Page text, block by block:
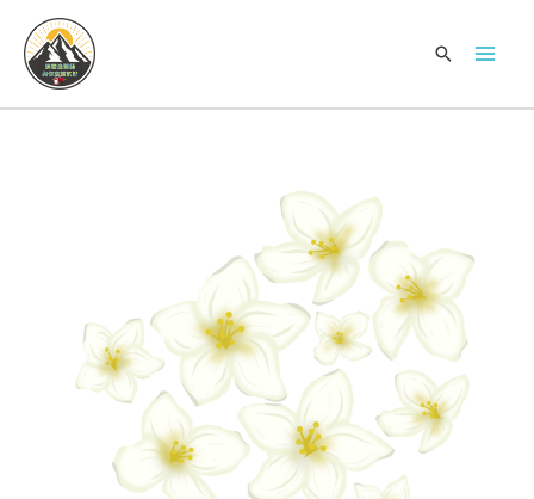
容
搜